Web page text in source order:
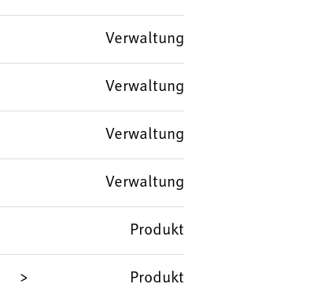
Verwaltung
Verwaltung
Verwaltung
Verwaltung
Produkt
Produkt